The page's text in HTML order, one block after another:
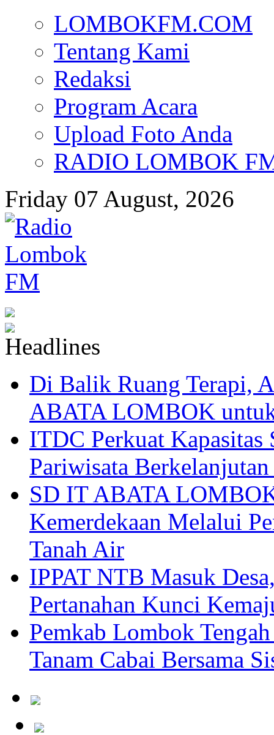
LOMBOKFM.COM
Tentang Kami
Redaksi
Program Acara
Upload Foto Anda
RADIO LOMBOK
Friday 07 August, 2026
Di Balik Ruang Terapi,
ABATA LOMBOK
ITDC Perkuat
Pariwisata
SD IT ABATA
Kemerdekaan Melalui
Tanah Air
IPPAT NTB Masuk
Pertanahan Kunci
Pemkab Lombok
Tanam Cabai Bersama